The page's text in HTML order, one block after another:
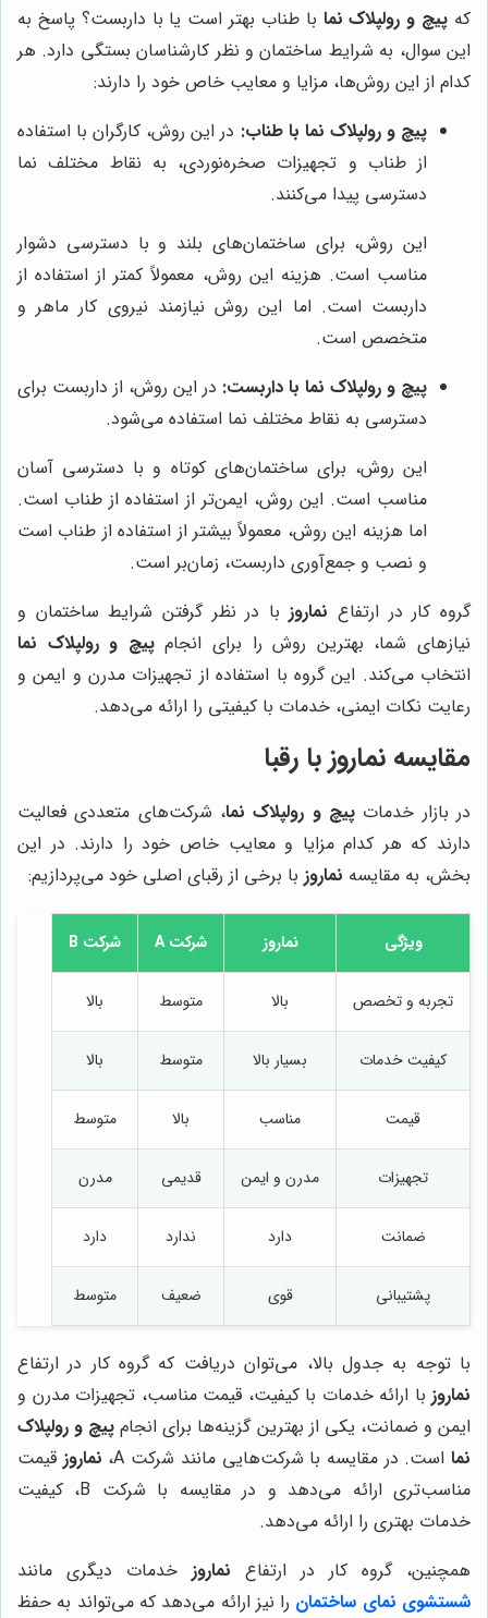
که پیچ و رولپلاک نما با طناب بهتر است یا با داربست؟ پاسخ به
این سوال، به شرایط ساختمان و نظر کارشناسان بستگی دارد. هر
کدام از این روش‌ها، مزایا و معایب خاص خود را دارند:
پیچ و رولپلاک نما با طناب: در این روش، کارگران با استفاده
از طناب و تجهیزات صخره‌نوردی، به نقاط مختلف نما
دسترسی پیدا می‌کنند.
این روش، برای ساختمان‌های بلند و با دسترسی دشوار
مناسب است. هزینه این روش، معمولاً کمتر از استفاده از
داربست است. اما این روش نیازمند نیروی کار ماهر و
متخصص است.
پیچ و رولپلاک نما با داربست: در این روش، از داربست برای
دسترسی به نقاط مختلف نما استفاده می‌شود.
این روش، برای ساختمان‌های کوتاه و با دسترسی آسان
مناسب است. این روش، ایمن‌تر از استفاده از طناب است.
اما هزینه این روش، معمولاً بیشتر از استفاده از طناب است
و نصب و جمع‌آوری داربست، زمان‌بر است.
گروه کار در ارتفاع نماروز با در نظر گرفتن شرایط ساختمان و
نیازهای شما، بهترین روش را برای انجامپیچ و رولپلاک نما
انتخاب می‌کند. این گروه با استفاده از تجهیزات مدرن و ایمن و
رعایت نکات ایمنی، خدمات با کیفیتی را ارائه می‌دهد.
مقایسه نماروز با رقبا
در بازار خدمات پیچ و رولپلاک نما، شرکت‌های متعددی فعالیت
دارند که هر کدام مزایا و معایب خاص خود را دارند. در این
بخش، به مقایسه نماروز با برخی از رقبای اصلی خود می‌پردازیم:
ویژگی نماروز شرکت A شرکت B
تجربه و تخصص بالا متوسط بالا
کیفیت خدمات بسیار بالا متوسط بالا
قیمت مناسب بالا متوسط
تجهیزات مدرن و ایمن قدیمی مدرن
ضمانت دارد ندارد دارد
پشتیبانی قوی ضعیف متوسط
با توجه به جدول بالا، می‌توان دریافت که گروه کار در ارتفاع
نماروز با ارائه خدمات با کیفیت، قیمت مناسب، تجهیزات مدرن و
ایمن و ضمانت، یکی از بهترین گزینه‌ها برای انجام پیچ و رولپلاک
نمااست. در مقایسه با شرکت‌هایی مانند شرکت A، نماروز قیمت
مناسب‌تری ارائه می‌دهد و در مقایسه با شرکت B، کیفیت
خدمات بهتری را ارائه می‌دهد.
همچنین، گروه کار در ارتفاع نماروز خدمات دیگری مانند
شستشوی نمای ساختمان را نیز ارائه می‌دهد که می‌تواند به حفظ